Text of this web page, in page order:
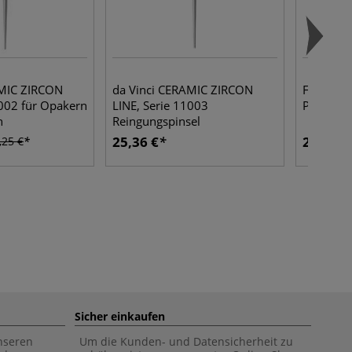
ZIRCON
für Opakern
€
da Vinci CERAMIC ZIRCON
LINE, Serie 11003
Reingungspinsel
25,36 €
FABER-
Pure
2,27 €
Sicher einkaufen
Um die Kunden- und Datensicherheit zu